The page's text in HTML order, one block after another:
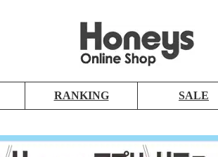
RANKING SALE